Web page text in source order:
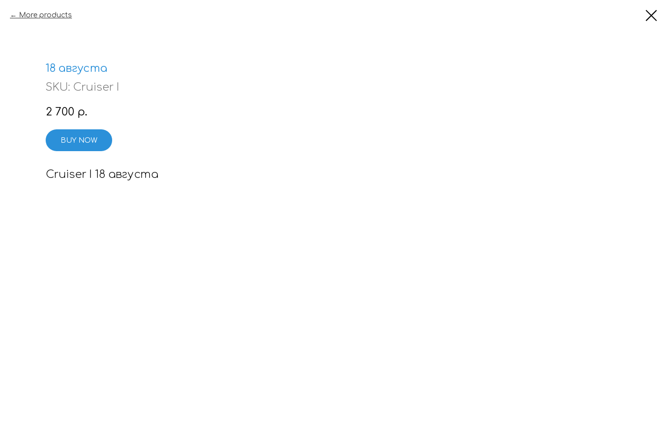
More products
18 августа
SKU: Cruiser I
2 700 р.
BUY NOW
Cruiser I 18 августа